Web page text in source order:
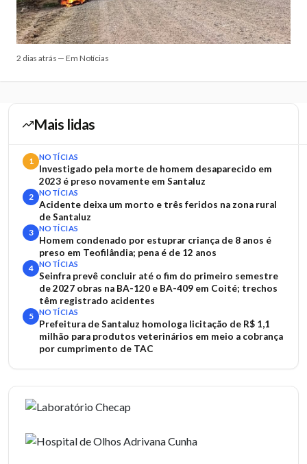
2 dias atrás — Em Notícias
Mais lidas
1 NOTÍCIAS
Investigado pela morte de homem desaparecido em
2023 é preso novamente em Santaluz
2 NOTÍCIAS
Acidente deixa um morto e três feridos na zona rural
de Santaluz
3 NOTÍCIAS
Homem condenado por estuprar criança de 8 anos é
preso em Teofilândia; pena é de 12 anos
4 NOTÍCIAS
Seinfra prevê concluir até o fim do primeiro semestre
de 2027 obras na BA-120 e BA-409 em Coité; trechos
têm registrado acidentes
5 NOTÍCIAS
Prefeitura de Santaluz homologa licitação de R$ 1,1
milhão para produtos veterinários em meio a cobrança
por cumprimento de TAC